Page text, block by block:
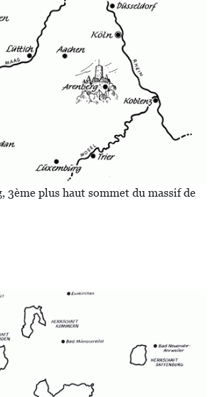
3ème plus haut sommet du massif de